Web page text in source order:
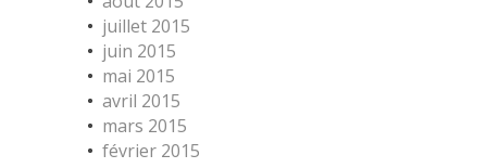
juillet 2015
juin 2015
mai 2015
avril 2015
mars 2015
février 2015